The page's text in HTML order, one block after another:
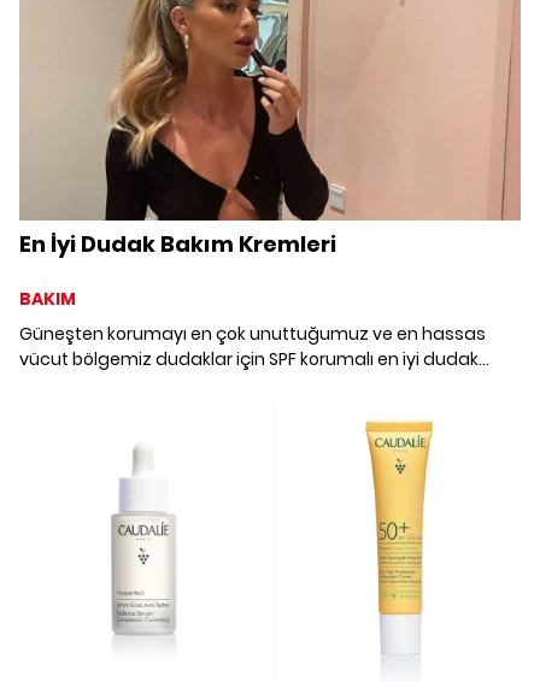
En İyi Dudak Bakım Kremleri
BAKIM
Güneşten korumayı en çok unuttuğumuz ve en hassas
vücut bölgemiz dudaklar için SPF korumalı en iyi dudak